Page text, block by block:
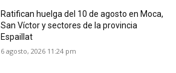
Ratifican huelga del 10 de agosto en Moca,
San Víctor y sectores de la provincia
Espaillat
6 agosto, 2026 11:24 pm